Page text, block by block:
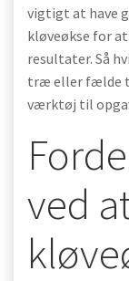
vigtigt at have
kløveøkse for
resultater. Så
træ eller fælde
værktøj til
ved